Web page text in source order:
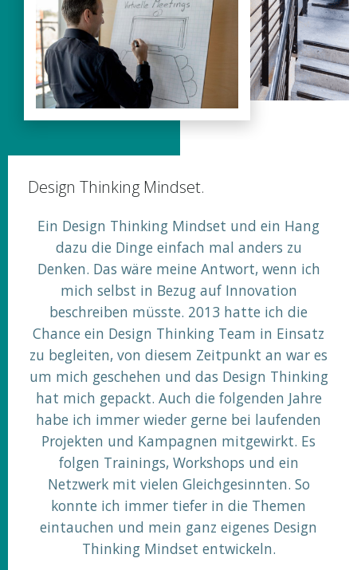
Design Thinking Mindset.
Ein Design Thinking Mindset und ein Hang
dazu die Dinge einfach mal anders zu
Denken. Das wäre meine Antwort, wenn ich
mich selbst in Bezug auf Innovation
beschreiben müsste. 2013 hatte ich die
Chance ein Design Thinking Team in Einsatz
zu begleiten, von diesem Zeitpunkt an war es
um mich geschehen und das Design Thinking
hat mich gepackt. Auch die folgenden Jahre
habe ich immer wieder gerne bei laufenden
Projekten und Kampagnen mitgewirkt. Es
folgen Trainings, Workshops und ein
Netzwerk mit vielen Gleichgesinnten. So
konnte ich immer tiefer in die Themen
eintauchen und mein ganz eigenes Design
Thinking Mindset entwickeln.